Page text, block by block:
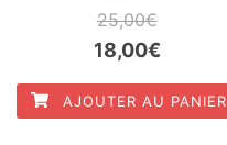
25,00€
Le
prix
initial
18,00€Le
prix
actuel
AJOUTER AU PANIER